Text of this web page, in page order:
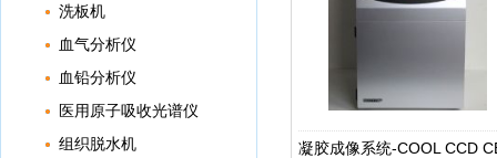
洗板机
血气分析仪
血铅分析仪
医用原子吸收光谱仪
(五元素分析仪)
组织脱水机
凝胶成像系统-COOL CCD